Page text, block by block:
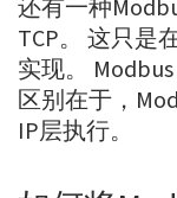
还有一种
TCP。 这只是
实现。
区别在于，
IP层执行。